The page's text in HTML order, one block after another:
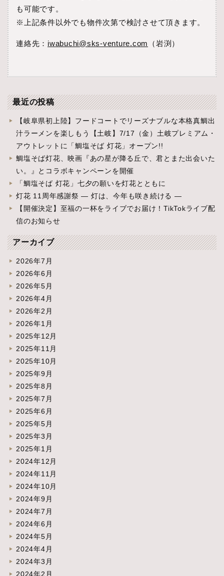
も可能です。
※上記条件以外でも物件次第で検討させて頂きます。
連絡先： iwabuchi@sks-venture.com （岩渕）
最近の投稿
【岐阜県初上陸】フードコートでリーズナブルな本格真鯛出
汁ラーメンを楽しもう【土岐】7/17（金）土岐プレミアム・
アウトレットに「鯛塩そば 灯花」オープン!!
鯛塩そば灯花、映画『あの星が降る丘で、君とまた出会いた
い。』とコラボキャンペーンを開催
「鯛塩そば 灯花」七夕の願いを灯花とともに
灯花 11周年感謝祭 ― 灯は、今年も咲き続ける ―
【開催決定】至福の一杯をライブでお届け！TikTokライブ配
信のお知らせ
アーカイブ
2026年7月
2026年6月
2026年5月
2026年4月
2026年2月
2026年1月
2025年12月
2025年11月
2025年10月
2025年9月
2025年8月
2025年7月
2025年6月
2025年5月
2025年3月
2025年1月
2024年12月
2024年11月
2024年10月
2024年9月
2024年7月
2024年6月
2024年5月
2024年4月
2024年3月
2024年2月